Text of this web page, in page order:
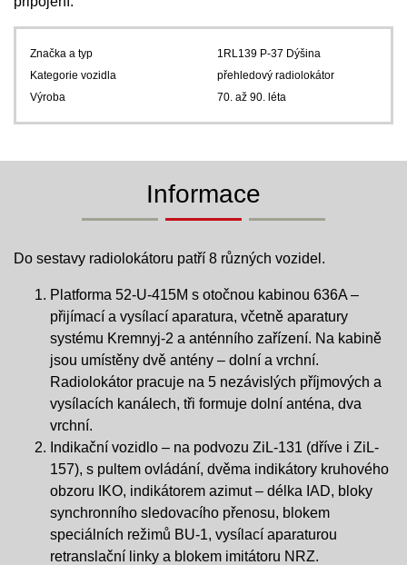
Značka a typ
1RL139 P-37 Dýšina
Kategorie vozidla
přehledový radiolokátor
Výroba
70. až 90. léta
Informace
Do sestavy radiolokátoru patří 8 různých vozidel.
Platforma 52-U-415M s otočnou kabinou 636A –
přijímací a vysílací aparatura, včetně aparatury
systému Kremnyj-2 a anténního zařízení. Na kabině
jsou umístěny dvě antény – dolní a vrchní.
Radiolokátor pracuje na 5 nezávislých příjmových a
vysílacích kanálech, tři formuje dolní anténa, dva
vrchní.
Indikační vozidlo – na podvozu ZiL-131 (dříve i ZiL-
157), s pultem ovládání, dvěma indikátory kruhového
obzoru IKO, indikátorem azimut – délka IAD, bloky
synchronního sledovacího přenosu, blokem
speciálních režimů BU-1, vysílací aparaturou
retranslační linky a blokem imitátoru NRZ.